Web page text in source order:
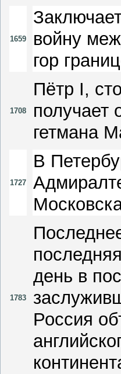
1659
войну
гор
1708
Пётр I,
получает
гетмана
1727
В
1783
день в
Россия